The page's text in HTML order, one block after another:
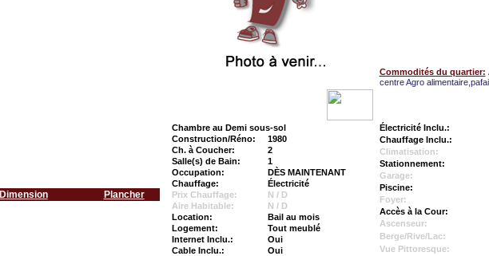
Dimension Plancher
Commodités du quartier:
centre Agro
Chambre au Demi sous-sol
Construction/Réno:
1980
Ch. à Coucher:
2
Salle(s) de Bain:
1
Occupation:
DÈS MAINTENANT
Chauffage:
Électricité
Prix Chauffage:
N / D
Aire Habitable:
N / D
Location:
Bail au mois
Logement:
Tout meublé
Internet Inclu.:
Oui
Cable Inclu.:
Oui
Électricité Inclu.:
Chauffage Inclu.:
Climatisation:
Stationnement:
Garage:
Piscine:
Foyer:
Accès à la Cour:
Ascenseur:
Berge/Rive/Lac:
Vue Pittoresque: